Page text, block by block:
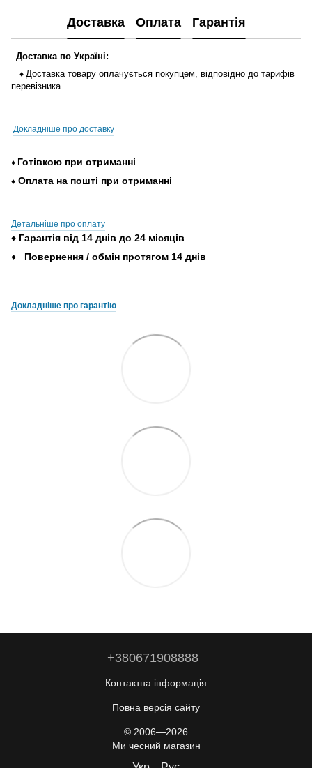
Доставка Оплата Гарантія
Доставка по Україні:
♦ Доставка товару оплачується покупцем, відповідно до тарифів
перевізника
Докладніше про доставку
♦ Готівкою при отриманні
♦ Оплата на пошті при отриманні
Детальніше про оплату
♦ Гарантія від 14 днів до 24 місяців
♦ Повернення / обмін протягом 14 днів
Докладніше про гарантію
+380671908888
Контактна інформація
Повна версія сайту
© 2006—2026
Ми чесний магазин